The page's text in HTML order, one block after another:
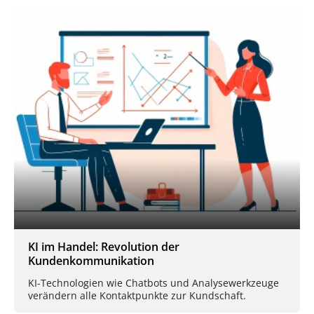
KI im Handel: Revolution der
Kundenkommunikation
KI-Technologien wie Chatbots und Analysewerkzeuge
verändern alle Kontaktpunkte zur Kundschaft.